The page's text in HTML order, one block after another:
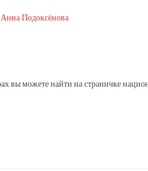
Анна Подоксёнова
вы можете найти на страничке